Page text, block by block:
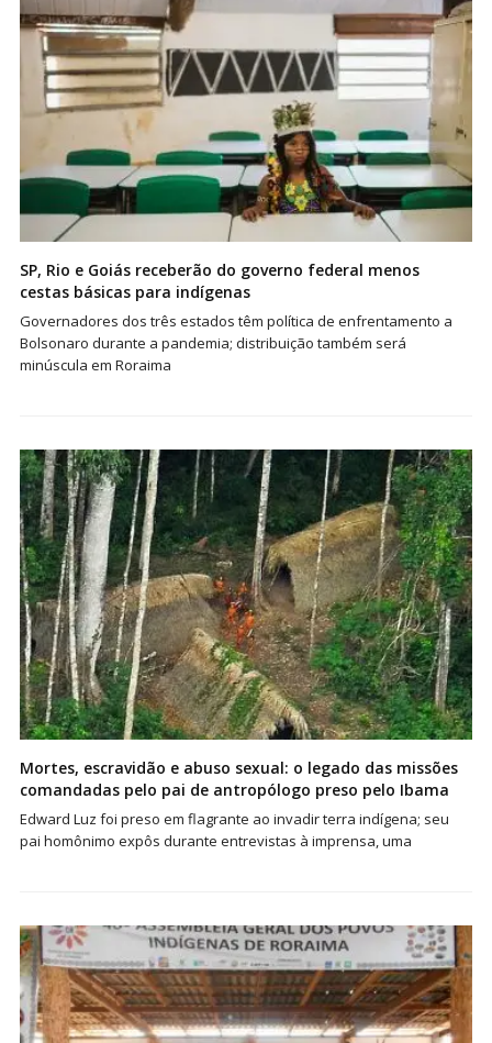
SP, Rio e Goiás receberão do governo federal menos
cestas básicas para indígenas
Governadores dos três estados têm política de enfrentamento a
Bolsonaro durante a pandemia; distribuição também será
minúscula em Roraima
Mortes, escravidão e abuso sexual: o legado das missões
comandadas pelo pai de antropólogo preso pelo Ibama
Edward Luz foi preso em flagrante ao invadir terra indígena; seu
pai homônimo expôs durante entrevistas à imprensa, uma